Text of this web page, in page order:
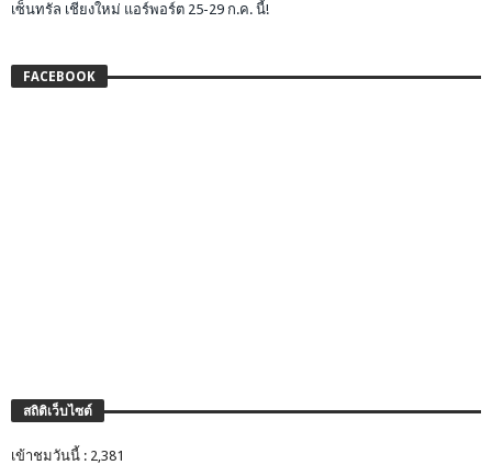
เซ็นทรัล เชียงใหม่ แอร์พอร์ต 25-29 ก.ค. นี้!
FACEBOOK
สถิติเว็บไซต์
เข้าชมวันนี้ : 2,381